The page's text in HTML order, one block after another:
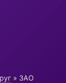
» ЗАО